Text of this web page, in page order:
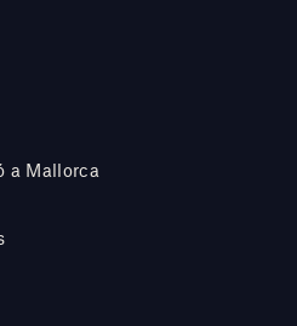
a Mallorca